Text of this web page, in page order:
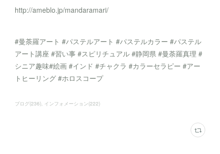
http://ameblo.jp/mandaramari/
#曼荼羅アート #パステルアート #パステルカラー #パステル
アート講座 #習い事 #スピリチュアル #静岡県 #曼荼羅真理 #
シニア趣味#絵画 #インド #チャクラ #カラーセラピー #アー
トヒーリング #ホロスコープ
ブログ(236) インフォメーション(222)